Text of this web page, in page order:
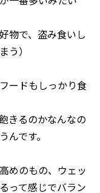
物で、盗み食いし
う）
ードもしっかり食
きるのかなんなの
です。
めのもの、ウェッ
って感じでバラン